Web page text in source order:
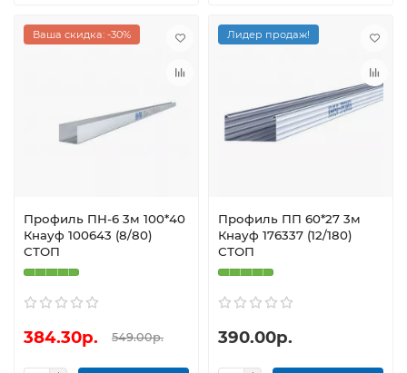
Ваша скидка: -30%
Профиль ПН-6 3м 100*40
Кнауф 100643 (8/80)
СТОП
384.30р. 549.00р.
Лидер продаж!
Профиль ПП 60*27 3м
Кнауф 176337 (12/180)
СТОП
390.00р.